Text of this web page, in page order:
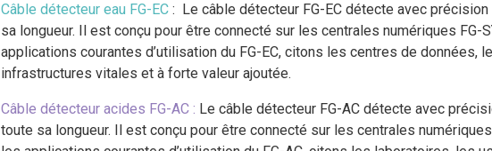
Câble détecteur eau FG-EC : Le câble détecteur FG-EC détecte avec
sa longueur. Il est conçu pour être connecté sur les centrales numériques FG-
applications courantes d’utilisation du FG-EC, citons les centres de données,
infrastructures vitales et à forte valeur ajoutée.
Câble détecteur acides FG-AC : Le câble détecteur FG-AC détecte avec
toute sa longueur. Il est conçu pour être connecté sur les centrales numériques